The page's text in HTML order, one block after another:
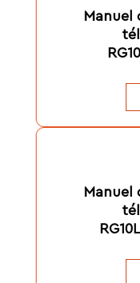
Manuel
Manuel